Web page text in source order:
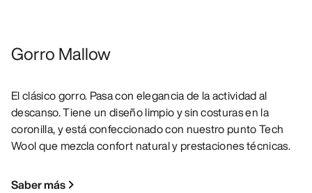
Gorro Mallow
El clásico gorro. Pasa con elegancia de la actividad al
descanso. Tiene un diseño limpio y sin costuras en la
coronilla, y está confeccionado con nuestro punto Tech
Wool que mezcla confort natural y prestaciones técnicas.
Saber más